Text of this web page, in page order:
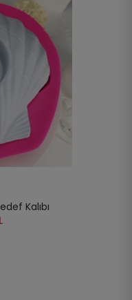
Kalıbı